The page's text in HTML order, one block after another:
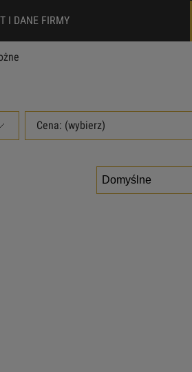
I DANE FIRMY
Cena: (wybierz)